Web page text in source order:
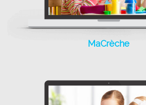
performant qui intègre
MaCrèche